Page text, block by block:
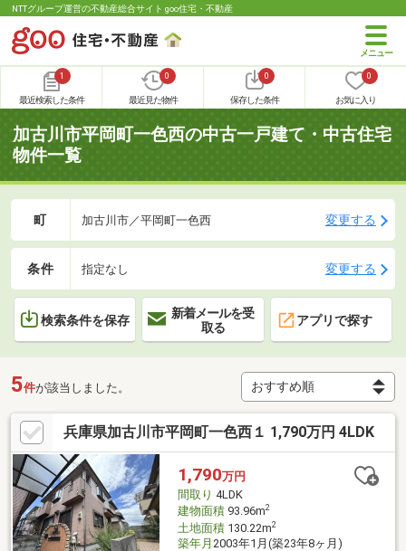
NTTグループ運営の不動産総合サイト goo住宅・不動産
1
最近検索した条件
0
最近見た物件
0
保存した条件
0
お気に入り
加古川市平岡町一色西の中古一戸建て・中古住宅
物件一覧
町 加古川市／平岡町一色西 変更する
条件 指定なし 変更する
検索条件を保存
新着メールを受
取る
アプリで探す
5件が該当しました。
兵庫県加古川市平岡町一色西１ 1,790万円 4LDK
1,790万円
間取り 4LDK
建物面積93.96m2
土地面積130.22m2
築年月 2003年1月(築23年8ヶ月)